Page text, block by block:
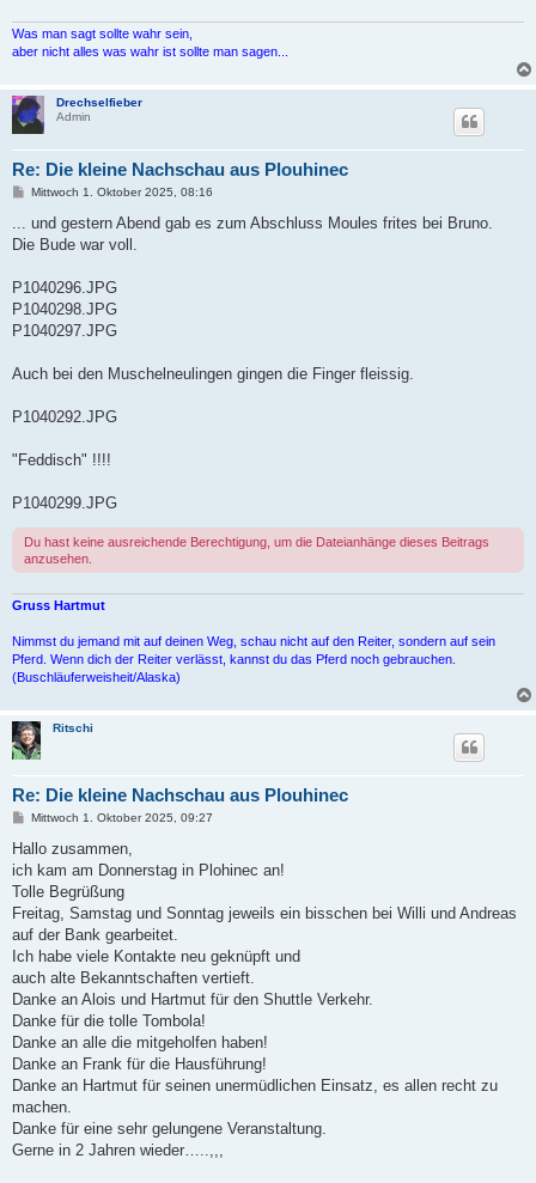
Was man sagt sollte wahr sein,
aber nicht alles was wahr ist sollte man sagen...
Drechselfieber
Admin
Re: Die kleine Nachschau aus Plouhinec
B
r
Mittwoch 1. Oktober 2025, 08:16
... und gestern Abend gab es zum Abschluss Moules frites bei Bruno.
Die Bude war voll.
P1040296.JPG
P1040298.JPG
P1040297.JPG
Auch bei den Muschelneulingen gingen die Finger fleissig.
P1040292.JPG
"Feddisch" !!!!
P1040299.JPG
Du hast keine ausreichende Berechtigung, um die Dateianhänge dieses Beitrags
anzusehen.
Gruss Hartmut
Nimmst du jemand mit auf deinen Weg, schau nicht auf den Reiter, sondern auf sein
Pferd. Wenn dich der Reiter verlässt, kannst du das Pferd noch gebrauchen.
(Buschläuferweisheit/Alaska)
Ritschi
Re: Die kleine Nachschau aus Plouhinec
B
i
r
a
Mittwoch 1. Oktober 2025, 09:27
Hallo zusammen,
ich kam am Donnerstag in Plohinec an!
Tolle Begrüßung
Freitag, Samstag und Sonntag jeweils ein bisschen bei Willi und Andreas
auf der Bank gearbeitet.
Ich habe viele Kontakte neu geknüpft und
auch alte Bekanntschaften vertieft.
Danke an Alois und Hartmut für den Shuttle Verkehr.
Danke für die tolle Tombola!
Danke an alle die mitgeholfen haben!
Danke an Frank für die Hausführung!
Danke an Hartmut für seinen unermüdlichen Einsatz, es allen recht zu
machen.
Danke für eine sehr gelungene Veranstaltung.
Gerne in 2 Jahren wieder…..,,,